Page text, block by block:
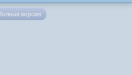
версия